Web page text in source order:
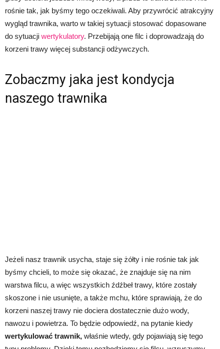
rośnie tak, jak byśmy tego oczekiwali. Aby przywrócić atrakcyjny
wygląd trawnika, warto w takiej sytuacji stosować dopasowane
do sytuacji wertykulatory. Przebijają one filc i doprowadzają do
korzeni trawy więcej substancji odżywczych.
Zobaczmy jaka jest kondycja
naszego trawnika
Jeżeli nasz trawnik usycha, staje się żółty i nie rośnie tak jak
byśmy chcieli, to może się okazać, że znajduje się na nim
warstwa filcu, a więc wszystkich źdźbeł trawy, które zostały
skoszone i nie usunięte, a także mchu, które sprawiają, że do
korzeni naszej trawy nie dociera dostatecznie dużo wody,
nawozu i powietrza. To będzie odpowiedź, na pytanie kiedy
wertykulować trawnik, właśnie wtedy, gdy pojawiają się tego